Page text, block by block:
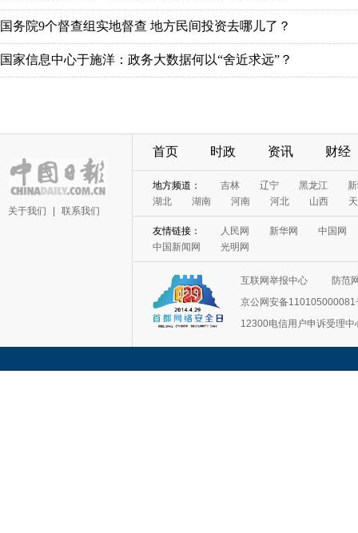
国务院9个督查组实地督查 地方民间投资去哪儿了？
国家信息中心于施洋：政务大数据何以“舍近求远”？
关于我们 联系我们
首页 时政 资讯 财经
地方频道： 吉林 辽宁 黑龙江
湖北
湖南 河南 河北 山西
友情链接： 人民网 新华网
中国网
中国新闻网
光明网
互联网举报中心
防范
京公网安备110105000081
12300电信用户申诉受理中